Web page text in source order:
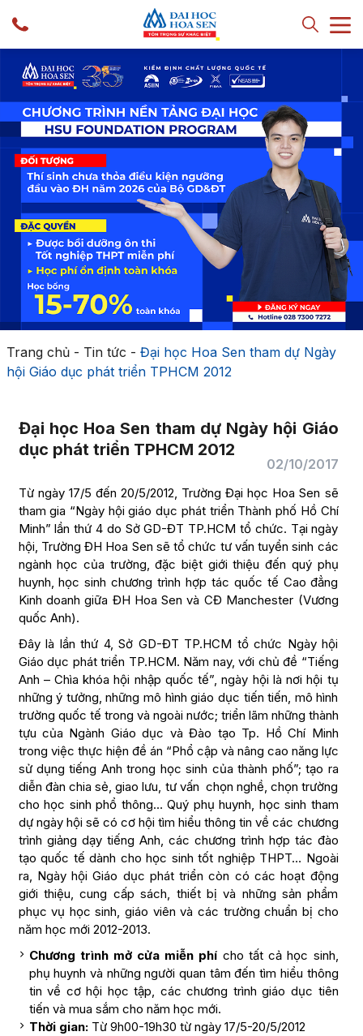
Trang chủ- Tin tức - Đại học Hoa Sen tham dự Ngày
hội Giáo dục phát triển TPHCM 2012
Đại học Hoa Sen tham dự Ngày hội Giáo
dục phát triển TPHCM 2012
02/10/2017
Từ ngày 17/5 đến 20/5/2012, Trường Đại học Hoa Sen sẽ
tham gia “Ngày hội giáo dục phát triển Thành phố Hồ Chí
Minh” lần thứ 4 do Sở GD-ĐT TP.HCM tổ chức. Tại ngày
hội, Trường ĐH Hoa Sen sẽ tổ chức tư vấn tuyển sinh các
ngành học của trường, đặc biệt giới thiệu đến quý phụ
huynh, học sinh chương trình hợp tác quốc tế Cao đẳng
Kinh doanh giữa ĐH Hoa Sen và CĐ Manchester (Vương
quốc Anh).
Đây là lần thứ 4, Sở GD-ĐT TP.HCM tổ chức Ngày hội
Giáo dục phát triển TP.HCM. Năm nay, với chủ đề “Tiếng
Anh – Chìa khóa hội nhập quốc tế”, ngày hội là nơi hội tụ
những ý tưởng, những mô hình giáo dục tiến tiến, mô hình
trường quốc tế trong và ngoài nước; triển lãm những thành
tựu của Ngành Giáo dục và Đào tạo Tp. Hồ Chí Minh
trong việc thực hiện đề án “Phổ cập và nâng cao năng lực
sử dụng tiếng Anh trong học sinh của thành phố”; tạo ra
diễn đàn chia sẻ, giao lưu, tư vấn chọn nghề, chọn trường
cho học sinh phổ thông… Quý phụ huynh, học sinh tham
dự ngày hội sẽ có cơ hội tìm hiểu thông tin về các chương
trình giảng dạy tiếng Anh, các chương trình hợp tác đào
tạo quốc tế dành cho học sinh tốt nghiệp THPT… Ngoài
ra, Ngày hội Giáo dục phát triển còn có các hoạt động
giới thiệu, cung cấp sách, thiết bị và những sản phẩm
phục vụ học sinh, giáo viên và các trường chuẩn bị cho
năm học mới 2012-2013.
Chương trình mở cửa miễn phí cho tất cả học sinh,
phụ huynh và những người quan tâm đến tìm hiểu thông
tin về cơ hội học tập, các chương trình giáo dục tiên
tiến và mua sắm cho năm học mới.
Thời gian: Từ 9h00-19h30 từ ngày 17/5-20/5/2012